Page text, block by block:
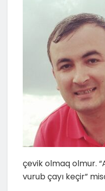
çevik olmaq olmur.
vurub çayı keçir”